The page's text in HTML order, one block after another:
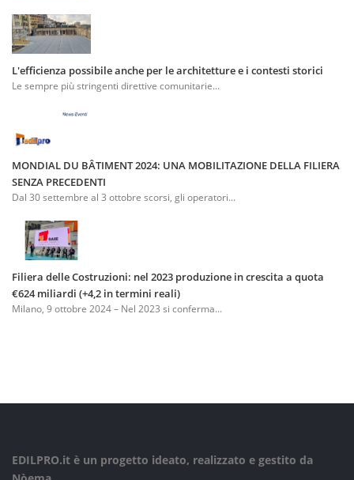
L'efficienza possibile anche per le architetture e i contesti storici
Le sempre più stringenti direttive comunitarie...
MONDIAL DU BÂTIMENT 2024: UNA MOBILITAZIONE DELLA FILIERA
SENZA PRECEDENTI
Dal 30 settembre al 3 ottobre scorsi, gli operatori...
Filiera delle Costruzioni: nel 2023 produzione in crescita a quota
€624 miliardi (+4,2 in termini reali)
Milano, 9 ottobre 2024 – Nel 2023 si conferma...
EDILPRO.it è un progetto ideato, realizzato e gestito da